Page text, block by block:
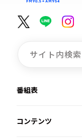
番組表
コンテンツ